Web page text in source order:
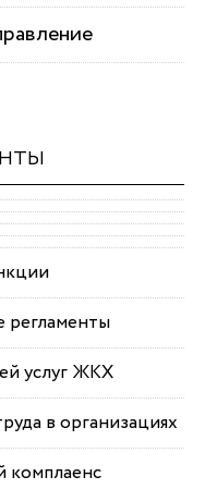
услуг ЖКХ
в организациях
комплаенс